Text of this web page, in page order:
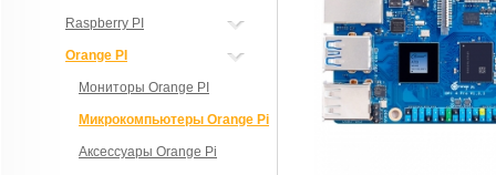
Raspberry PI
Orange PI
Мониторы Orange PI
Микрокомпьютеры Orange Pi
Аксессуары Orange Pi